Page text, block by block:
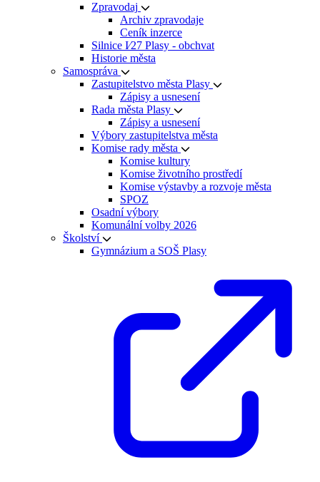
Zpravodaj
Archiv zpravodaje
Ceník inzerce
Silnice I⁄27 Plasy - obchvat
Historie města
Samospráva
Zastupitelstvo města Plasy
Zápisy a usnesení
Rada města Plasy
Zápisy a usnesení
Výbory zastupitelstva města
Komise rady města
Komise kultury
Komise životního prostředí
Komise výstavby a rozvoje města
SPOZ
Osadní výbory
Komunální volby 2026
Školství
Gymnázium a SOŠ Plasy